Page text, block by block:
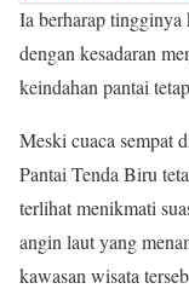
Ia berharap
dengan kesadaran
keindahan pantai
Meski cuaca sempat
Pantai Tenda Biru
terlihat menikmati
angin laut yang
kawasan wisata